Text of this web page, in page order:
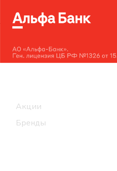
Акции
Бренды